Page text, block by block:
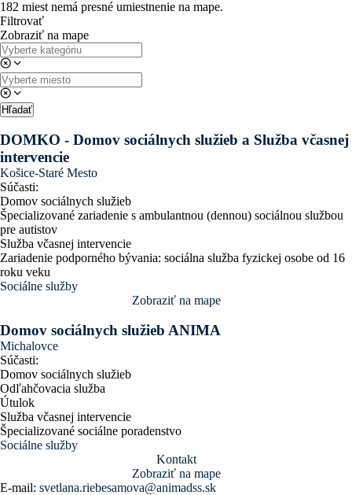
182 miest nemá presné umiestnenie na mape.
Filtrovať
Zobraziť na mape
Hľadať
DOMKO - Domov sociálnych služieb a Služba včasnej
intervencie
Košice-Staré Mesto
Súčasti:
Domov sociálnych služieb
Špecializované zariadenie s ambulantnou (dennou) sociálnou službou
pre autistov
Služba včasnej intervencie
Zariadenie podporného bývania: sociálna služba fyzickej osobe od 16
roku veku
Sociálne služby
Zobraziť na mape
Domov sociálnych služieb ANIMA
Michalovce
Súčasti:
Domov sociálnych služieb
Odľahčovacia služba
Útulok
Služba včasnej intervencie
Špecializované sociálne poradenstvo
Sociálne služby
Kontakt
Zobraziť na mape
E-mail: svetlana.riebesamova@animadss.sk